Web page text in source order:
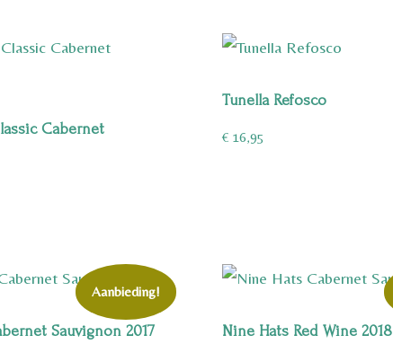
Cabernet
Tunella Refosco
€16,95
Aanbieding!
Sauvignon 2017 Nine Hats Red Wine 2018